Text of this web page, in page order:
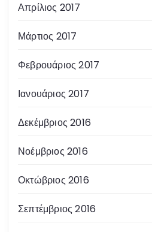
Απρίλιος 2017
Μάρτιος 2017
Φεβρουάριος 2017
Ιανουάριος 2017
Δεκέμβριος 2016
Νοέμβριος 2016
Οκτώβριος 2016
Σεπτέμβριος 2016